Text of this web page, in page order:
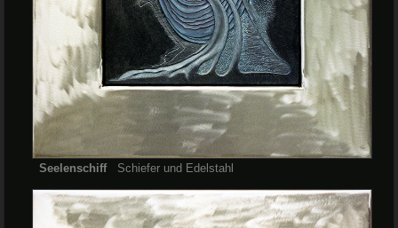
Seelenschiff Schiefer und Edelstahl